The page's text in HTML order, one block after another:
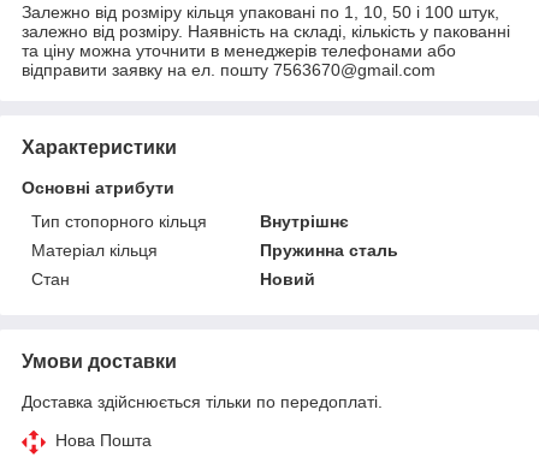
Залежно від розміру кільця упаковані по 1, 10, 50 і 100 штук,
залежно від розміру. Наявність на складі, кількість у пакованні
та ціну можна уточнити в менеджерів телефонами або
відправити заявку на ел. пошту 7563670@gmail.com
Характеристики
Основні атрибути
Тип стопорного кільця
Внутрішнє
Матеріал кільця
Пружинна сталь
Стан
Новий
Умови доставки
Доставка здійснюється тільки по передоплаті.
Нова Пошта